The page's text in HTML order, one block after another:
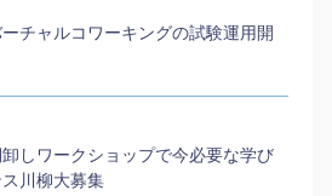
ーチャルコワーキングの試験運用開
しワークショップで今必要な学び
川柳大募集